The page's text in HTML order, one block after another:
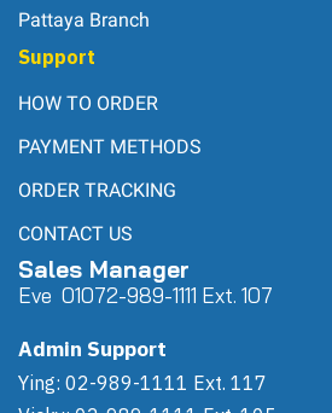
Pattaya Branch
Support
HOW TO ORDER
PAYMENT METHODS
ORDER TRACKING
CONTACT US
Sales Manager
Eve 01072-989-1111 Ext. 107
Admin Support
Ying: 02-989-1111 Ext. 117